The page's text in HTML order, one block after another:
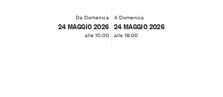
Da Domenica
24 MAGGIO 2026
alle 10:00
A Domenica
24 MAGGIO 2026
alle 18:00